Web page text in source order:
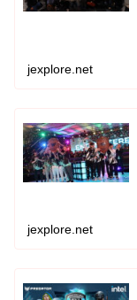
jexplore.net
jexplore.net